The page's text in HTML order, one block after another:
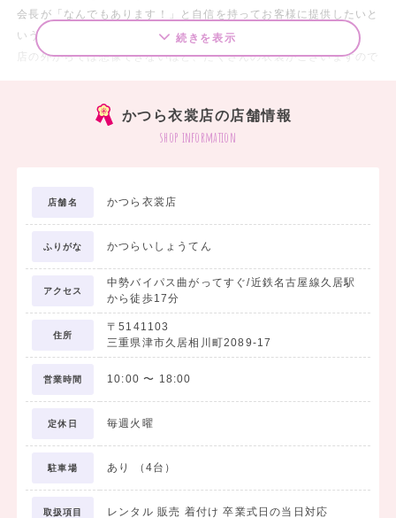
会長が「なんでもあります！」と自信を持ってお客様に提供したいと
いう想いからたくさんの衣裳をご用意しております。
店の外からでは想像できないほど、たくさんの衣裳がございますので
続きを表示
かつら衣裳店の店舗情報
shop information
店舗名 かつら衣裳店
ふりがな かつらいしょうてん
アクセス
中勢バイパス曲がってすぐ/近鉄名古屋線久居駅
から徒歩17分
住所
〒5141103
三重県津市久居相川町2089-17
営業時間 10:00 〜 18:00
定休日 毎週火曜
駐車場 あり （4台）
取扱項目 レンタル 販売 着付け 卒業式日の当日対応